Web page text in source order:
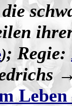
); Regie:
Leben